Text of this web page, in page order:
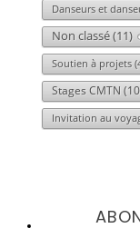
Danseurs et
Non classé(11)
Soutien à projets
Stages CMTN
Invitation au